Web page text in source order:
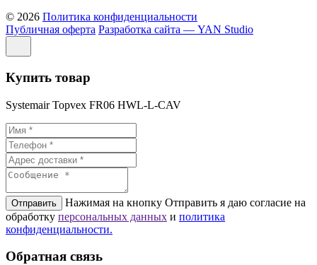
© 2026 Политика конфиденциальности
Публичная оферта Разработка сайта — YAN Studio
Купить товар
Systemair Topvex FR06 HWL-L-CAV
Отправить
Нажимая на кнопку Отправить я даю согласие на
обработку персональных данных и политикa
конфиденциальности.
Обратная связь